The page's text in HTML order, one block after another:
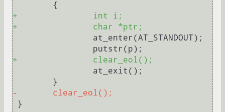
+		int i;
+		char *ptr;
+		clear_eol();
-	clear_eol();